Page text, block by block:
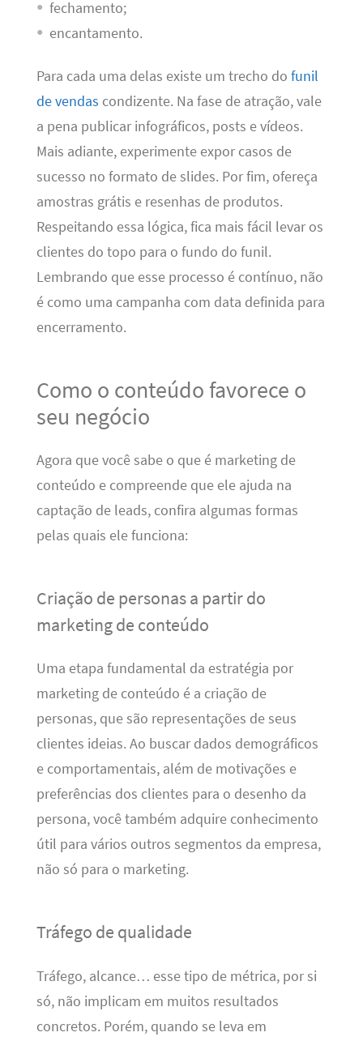
fechamento;
encantamento.
Para cada uma delas existe um trecho do funil
de vendas condizente. Na fase de atração, vale
a pena publicar infográficos, posts e vídeos.
Mais adiante, experimente expor casos de
sucesso no formato de slides. Por fim, ofereça
amostras grátis e resenhas de produtos.
Respeitando essa lógica, fica mais fácil levar os
clientes do topo para o fundo do funil.
Lembrando que esse processo é contínuo, não
é como uma campanha com data definida para
encerramento.
Como o conteúdo favorece o
seu negócio
Agora que você sabe o que é marketing de
conteúdo e compreende que ele ajuda na
captação de leads, confira algumas formas
pelas quais ele funciona:
Criação de personas a partir do
marketing de conteúdo
Uma etapa fundamental da estratégia por
marketing de conteúdo é a criação de
personas, que são representações de seus
clientes ideias. Ao buscar dados demográficos
e comportamentais, além de motivações e
preferências dos clientes para o desenho da
persona, você também adquire conhecimento
útil para vários outros segmentos da empresa,
não só para o marketing.
Tráfego de qualidade
Tráfego, alcance… esse tipo de métrica, por si
só, não implicam em muitos resultados
concretos. Porém, quando se leva em